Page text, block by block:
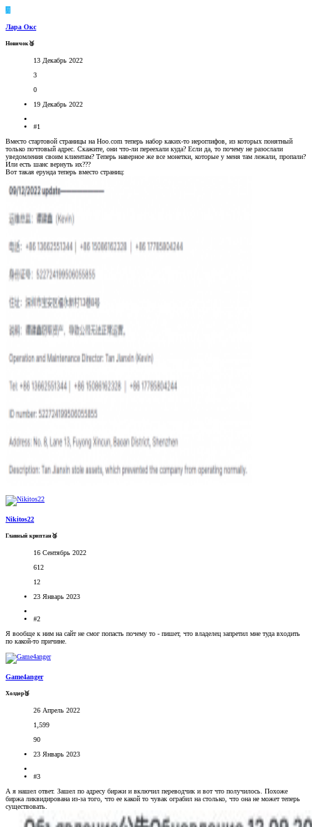
Л
Лара Окс
Новичок🥉
13 Декабрь 2022
3
0
19 Декабрь 2022
#1
Вместо стартовой страницы на Hoo.com теперь набор каких-то иероглифов, из которых понятный
только почтовый адрес. Скажите, они что-ли переехали куда? Если да, то почему не разослали
уведомления своим клиентам? Теперь наверное же все монетки, которые у меня там лежали, пропали?
Или есть шанс вернуть их???
Вот такая ерунда теперь вместо страниц:
Nikitos22
Главный криптан🥉
16 Сентябрь 2022
612
12
23 Январь 2023
#2
Я вообще к ним на сайт не смог попасть почему то - пишет, что владелец запретил мне туда входить
по какой-то причине.
Game4anger
Холдер🥉
26 Апрель 2022
1,599
90
23 Январь 2023
#3
А я нашел ответ. Зашел по адресу биржи и включил переводчик и вот что получилось. Похоже
биржа ликвидирована из-за того, что ее какой то чувак ограбил на столько, что она не может теперь
существовать.